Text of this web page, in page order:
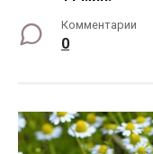
Комментарии
0